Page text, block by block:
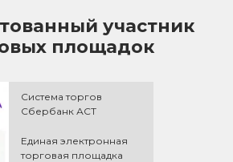
участник
площадок
Система торгов
Сбербанк АСТ
Единая электронная
торговая площадка